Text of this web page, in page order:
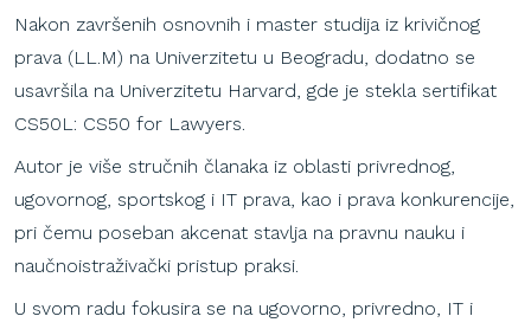
Nakon završenih osnovnih i master studija iz krivičnog
prava (LL.M) na Univerzitetu u Beogradu, dodatno se
usavršila na Univerzitetu Harvard, gde je stekla sertifikat
CS50L: CS50 for Lawyers.
Autor je više stručnih članaka iz oblasti privrednog,
ugovornog, sportskog i IT prava, kao i prava konkurencije,
pri čemu poseban akcenat stavlja na pravnu nauku i
naučnoistraživački pristup praksi.
U svom radu fokusira se na ugovorno, privredno, IT i